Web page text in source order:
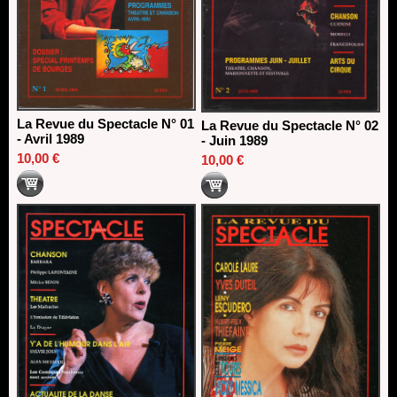
La Revue du Spectacle N° 01
- Avril 1989
10,00 €
La Revue du Spectacle N° 02
- Juin 1989
10,00 €